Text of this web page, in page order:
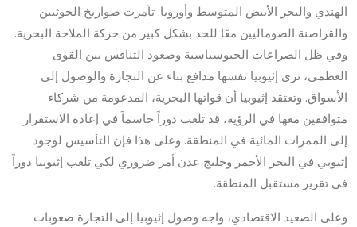
الهندي والبحر الأبيض المتوسط وأوروبا. تآمرت صواريخ الحوثيين
والقراصنة الصوماليين معًا للحد بشكل كبير من حركة الملاحة البحرية.
وفي ظل الصراعات الجيوسياسية وصعود التنافس بين القوى
العظمى، ترى إثيوبيا نفسها مدافع بناء عن التجارة والوصول إلى
الأسواق. وتعتقد إثيوبيا أن قواتها البحرية، المدعومة من شركاء
متوافقين معها في الرؤية، قد تلعب دوراً حاسماً في إعادة الاستقرار
إلى الممرات المائية في المنطقة. وعلى هذا فإن التأسيس لوجود
إثيوبي في البحر الأحمر وخليج عدن أمر ضروري لكي تلعب إثيوبيا دوراً
في تقرير مستقبل المنطقة.
وعلى الصعيد الاقتصادي، واجه وصول إثيوبيا إلى التجارة صعوبات